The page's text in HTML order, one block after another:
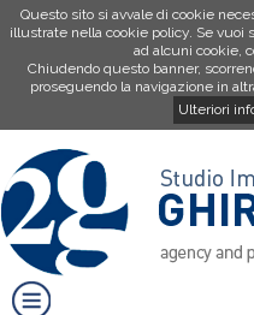
Questo sito si avvale di cookie
illustrate nella cookie policy. Se vuoi
ad alcuni cookie,
Chiudendo questo banner,
proseguendo la navigazione in
Ulteriori